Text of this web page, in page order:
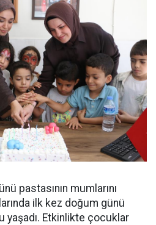
pastasının mumlarını
ilk kez doğum günü
yaşadı. Etkinlikte çocuklar